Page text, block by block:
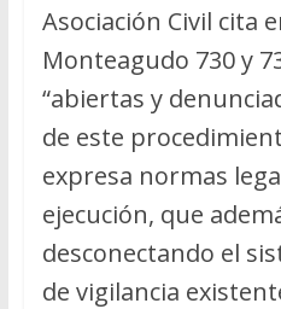
Asociación Civil cita
Monteagudo 730 y
“abiertas y
de este
expresa normas
ejecución, que
desconectando el
de vigilancia